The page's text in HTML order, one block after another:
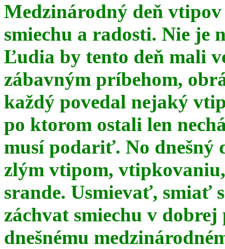
Medzinárodný deň
smiechu a radosti. Nie je
Ľudia by tento deň mali
zábavným príbehom,
každý povedal nejaký
po ktorom ostali len
musí podariť. No dnešný
zlým vtipom,
srande. Usmievať, smiať
záchvat smiechu v
dnešnému